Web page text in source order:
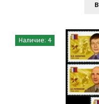
Наличие: 4